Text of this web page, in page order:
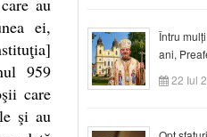
ei,
959
care
şi au
Întru
ani,
Claudiu!
22 Iul